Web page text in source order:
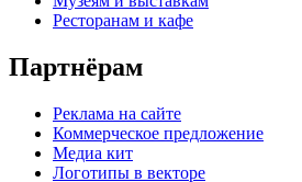
Ресторанам и кафе
Партнёрам
Реклама на сайте
Коммерческое предложение
Медиа кит
Логотипы в векторе